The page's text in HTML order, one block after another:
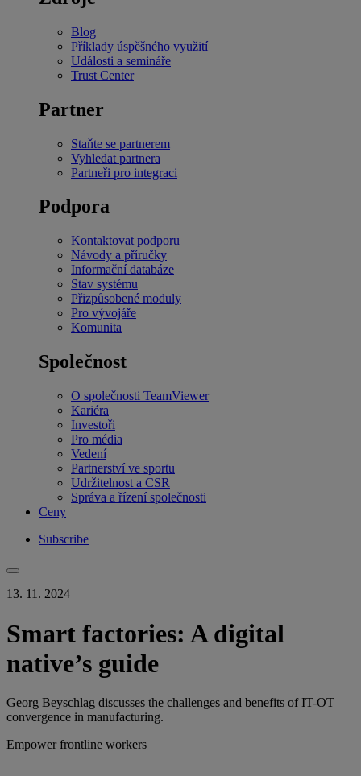
Blog
Příklady úspěšného využití
Události a semináře
Trust Center
Partner
Staňte se partnerem
Vyhledat partnera
Partneři pro integraci
Podpora
Kontaktovat podporu
Návody a příručky
Informační databáze
Stav systému
Přizpůsobené moduly
Pro vývojáře
Komunita
Společnost
O společnosti TeamViewer
Kariéra
Investoři
Pro média
Vedení
Partnerství ve sportu
Udržitelnost a CSR
Správa a řízení společnosti
Ceny
Subscribe
13. 11. 2024
Smart factories: A digital
native’s guide
Georg Beyschlag discusses the challenges and benefits of IT-OT
convergence in manufacturing.
Empower frontline workers